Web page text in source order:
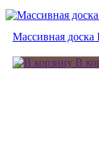
Массивная
В